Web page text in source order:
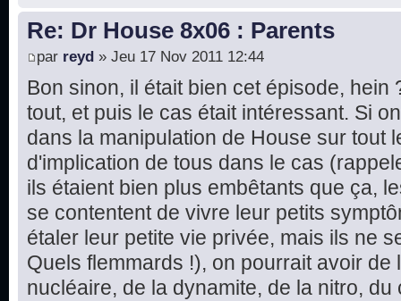
Re: Dr House 8x06 : Parents
par reyd » Jeu 17 Nov 2011 12:44
Bon sinon, il était bien cet épisode, hein
tout, et puis le cas était intéressant. Si
dans la manipulation de House sur tout
d'implication de tous dans le cas
ils étaient bien plus embêtants que ça,
se contentent de vivre leur petits
étaler leur petite vie privée, mais ils ne
Quels flemmards !), on pourrait avoir de
nucléaire, de la dynamite, de la nitro, du